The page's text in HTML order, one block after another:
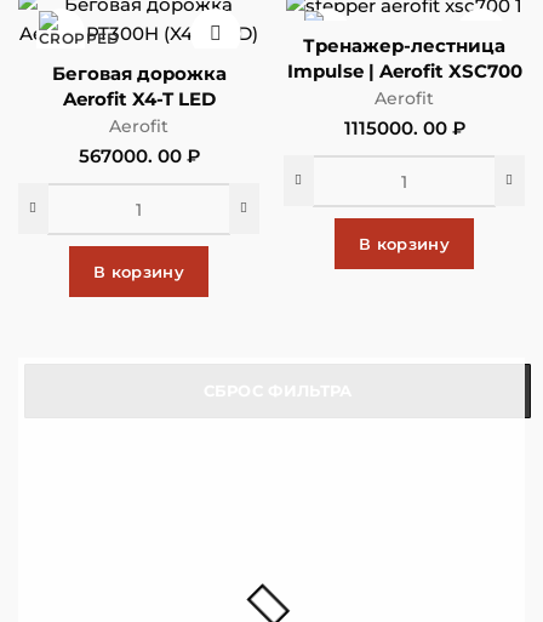
Беговая дорожка
Aerofit X4-T LED
Aerofit
567000. 00 ₽
В корзину
Тренажер-лестница
Impulse | Aerofit XSC700
Aerofit
1115000. 00 ₽
В корзину